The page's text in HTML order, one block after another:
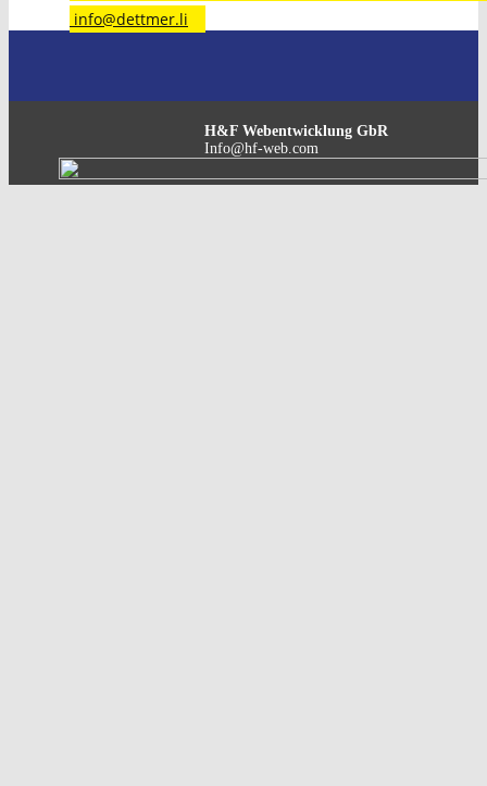
​info@dettmer.li
H&F Webentwicklung GbR
Info@hf-web.com